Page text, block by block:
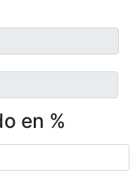
en %